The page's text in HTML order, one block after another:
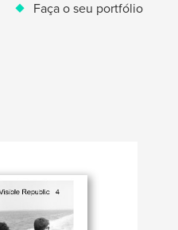
Faça o seu portfólio